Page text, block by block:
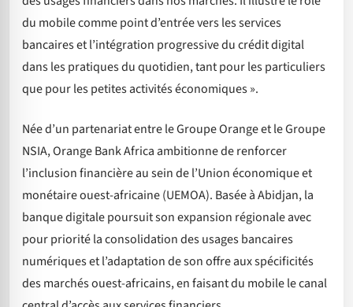
du mobile comme point d’entrée vers les services
bancaires et l’intégration progressive du crédit digital
dans les pratiques du quotidien, tant pour les particuliers
que pour les petites activités économiques ».
Née d’un partenariat entre le Groupe Orange et le Groupe
NSIA, Orange Bank Africa ambitionne de renforcer
l’inclusion financière au sein de l’Union économique et
monétaire ouest-africaine (UEMOA). Basée à Abidjan, la
banque digitale poursuit son expansion régionale avec
pour priorité la consolidation des usages bancaires
numériques et l’adaptation de son offre aux spécificités
des marchés ouest-africains, en faisant du mobile le canal